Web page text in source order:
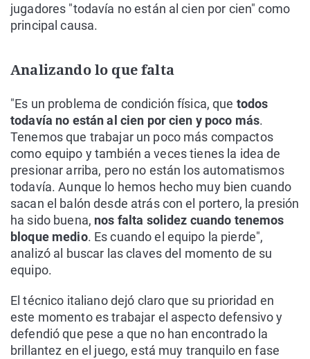
jugadores "todavía no están al cien por cien" como
principal causa.
Analizando lo que falta
"Es un problema de condición física, que todos
todavía no están al cien por cien y poco más.
Tenemos que trabajar un poco más compactos
como equipo y también a veces tienes la idea de
presionar arriba, pero no están los automatismos
todavía. Aunque lo hemos hecho muy bien cuando
sacan el balón desde atrás con el portero, la presión
ha sido buena, nos falta solidez cuando tenemos
bloque medio. Es cuando el equipo la pierde",
analizó al buscar las claves del momento de su
equipo.
El técnico italiano dejó claro que su prioridad en
este momento es trabajar el aspecto defensivo y
defendió que pese a que no han encontrado la
brillantez en el juego, está muy tranquilo en fase